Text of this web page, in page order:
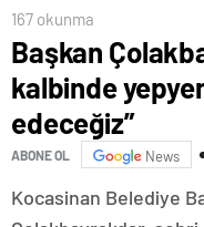
167 okunma
Başkan
kalbinde
edeceğiz”
ABONE OL News
Kocasinan Belediye